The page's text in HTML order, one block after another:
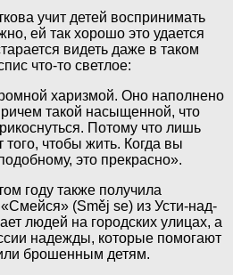
учит детей воспринимать
ей так хорошо это удается
видеть даже в таком
что-то светлое:
харизмой. Оно наполнено
такой насыщенной, что
Потому что лишь
того, чтобы жить. Когда вы
это прекрасно».
году также получила
(Směj se) из Усти-над-
людей на городских улицах, а
надежды, которые помогают
брошенным детям.